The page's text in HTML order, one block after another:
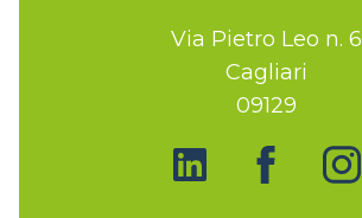
Via Pietro Leo n. 6
Cagliari
09129